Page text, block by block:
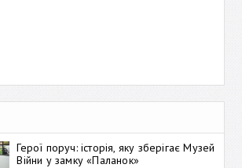
Герої поруч: історія, яку зберігає Музей
Війни у замку «Паланок»